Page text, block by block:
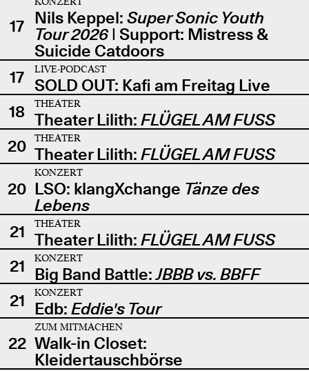
17 Nils Keppel: Super Sonic Youth
Tour 2026| Support: Mistress &
Suicide Catdoors
17
LIVE-PODCAST
SOLD OUT: Kafi am Freitag Live
18
THEATER
Theater Lilith: FLÜGEL AM FUSS
20
THEATER
Theater Lilith: FLÜGEL AM FUSS
20
KONZERT
LSO: klangXchange Tänze des
Lebens
21
THEATER
Theater Lilith: FLÜGEL AM FUSS
21
KONZERT
Big Band Battle:JBBB vs. BBFF
21
KONZERT
Edb: Eddie's Tour
22
ZUM MITMACHEN
Walk-in Closet:
Kleidertauschbörse